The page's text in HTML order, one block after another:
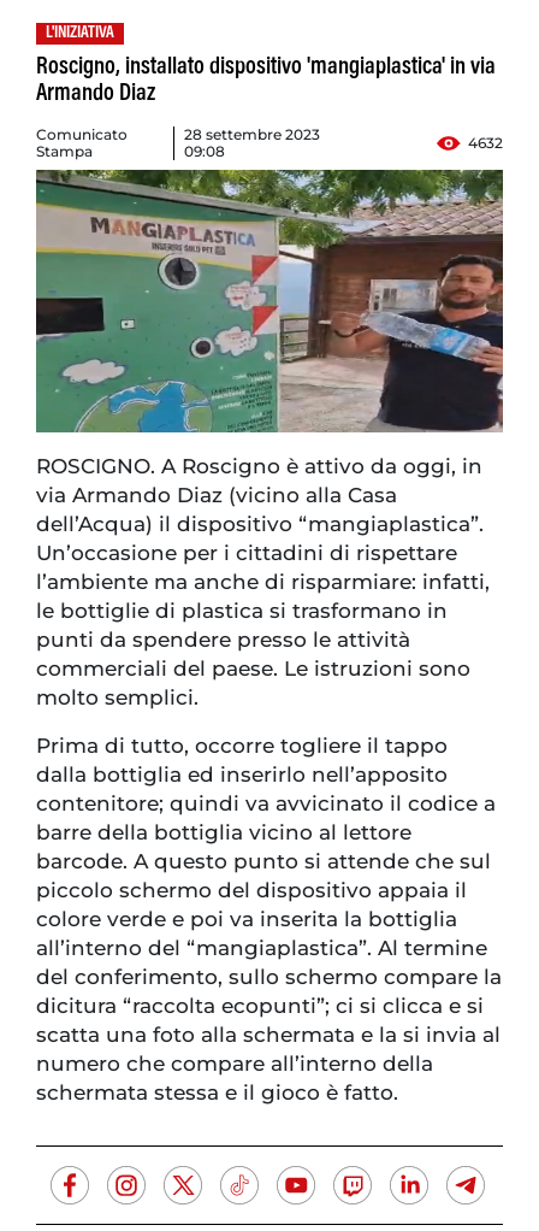
L'INIZIATIVA
Roscigno, installato dispositivo 'mangiaplastica' in via
Armando Diaz
Comunicato
Stampa
28 settembre 2023
09:08
4632
ROSCIGNO. A Roscigno è attivo da oggi, in
via Armando Diaz (vicino alla Casa
dell’Acqua) il dispositivo “mangiaplastica”.
Un’occasione per i cittadini di rispettare
l’ambiente ma anche di risparmiare: infatti,
le bottiglie di plastica si trasformano in
punti da spendere presso le attività
commerciali del paese. Le istruzioni sono
molto semplici.
Prima di tutto, occorre togliere il tappo
dalla bottiglia ed inserirlo nell’apposito
contenitore; quindi va avvicinato il codice a
barre della bottiglia vicino al lettore
barcode. A questo punto si attende che sul
piccolo schermo del dispositivo appaia il
colore verde e poi va inserita la bottiglia
all’interno del “mangiaplastica”. Al termine
del conferimento, sullo schermo compare la
dicitura “raccolta ecopunti”; ci si clicca e si
scatta una foto alla schermata e la si invia al
numero che compare all’interno della
schermata stessa e il gioco è fatto.